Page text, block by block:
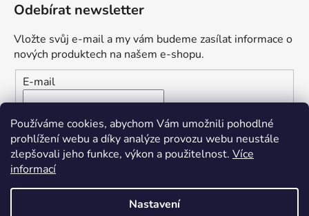
Používáme cookies, abychom Vám umožnili pohodlné
prohlížení webu a díky analýze provozu webu neustále
zlepšovali jeho funkce, výkon a použitelnost. Více
informací
Nastavení
Odebírat newsletter
Vložte svůj e-mail a my vám budeme zasílat informace o
nových produktech na našem e-shopu.
E-mail
Vložením e-mailu souhlasíte s
podmínkami ochrany
osobních údajů
PŘIHLÁSIT SE